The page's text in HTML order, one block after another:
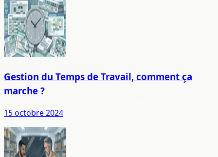
Gestion du Temps de Travail, comment ça
marche ?
15 octobre 2024